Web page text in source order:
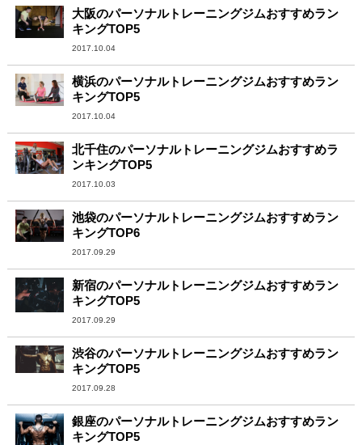
大阪のパーソナルトレーニングジムおすすめラン
キングTOP5
2017.10.04
横浜のパーソナルトレーニングジムおすすめラン
キングTOP5
2017.10.04
北千住のパーソナルトレーニングジムおすすめラ
ンキングTOP5
2017.10.03
池袋のパーソナルトレーニングジムおすすめラン
キングTOP6
2017.09.29
新宿のパーソナルトレーニングジムおすすめラン
キングTOP5
2017.09.29
渋谷のパーソナルトレーニングジムおすすめラン
キングTOP5
2017.09.28
銀座のパーソナルトレーニングジムおすすめラン
キングTOP5